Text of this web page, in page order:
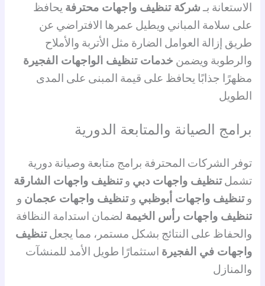
الاستعانة بـشركة تنظيف واجهات محترفة يحافظ
على سلامة المباني ويطيل عمرها الافتراضي عن
طريق إزالة العوامل الضارة مثل الأتربة والأملاح
والرطوبة ويضمن خدمات تنظيف الواجهات الفجيرة
مظهرًا جذابًا يحافظ على قيمة المبنى على المدى
الطويل
برامج الصيانة والمتابعة الدورية
توفر الشركات المحترفة برامج متابعة وصيانة دورية
تشملتنظيف واجهات دبي وتنظيف واجهات الشارقة
وتنظيف واجهات أبوظبي وتنظيف واجهات عجمان و
تنظيف واجهات رأس الخيمة لضمان استدامة النظافة
والحفاظ على النتائج بشكل مستمر، مما يجعلتنظيف
واجهات في الفجيرة استثمارًا طويل الأمد للمنشآت
والمنازل